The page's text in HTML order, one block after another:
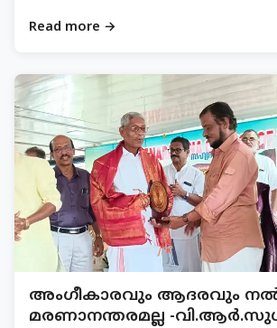
Read more →
അംഗീകാരവും ആദരവും
മരണാനന്തരമല്ല -